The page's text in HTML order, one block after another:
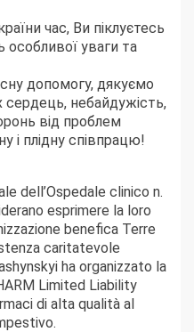
час, Ви піклуєтесь
уваги та
допомогу, дякуємо
небайдужість,
від проблем
і плідну співпрацю!
dell’Ospedale clinico n.
esprimere la loro
benefica Terre
caritatevole
ha organizzato la
Limited Liability
di alta qualità al